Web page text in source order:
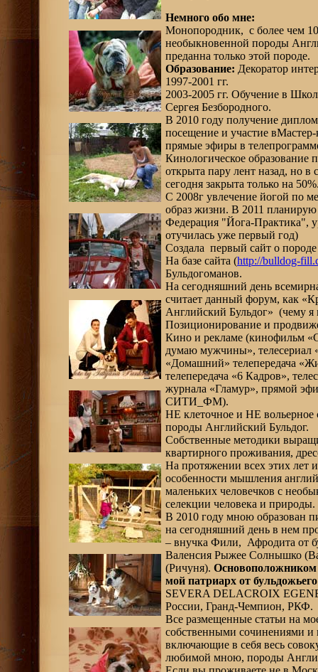
Немного обо мне:
Монопородник, с более чем
необыкновенной породы
преданна только этой породе.
Образование: Декоратор
1997-2001 гг.
2003-2005 гг. Обучение в
Сергея Безбородного.
В 2010 году получение
посещение и участие
прямые эфиры в
Кинологическое образование
открыта пару лент назад, но в
сегодня закрыта только на
С 2008г увлечение йогой по
образ жизни. В 2011
Федерация "Йога-Практика",
отучилась уже первый год)
Создала первый сайт о
На базе сайта (http://bulldog-
Бульдогоманов.
На сегодняшний день
считает данный форум, как
Английский Бульдог» (чему я
Позиционирование и
Кино и рекламе (кинофильм
думаю мужчины»,
«Домашний» телепередача
телепередача «6 Кадров»,
журнала «Гламур», прямой
СИТИ_ФМ).
НЕ клеточное и НЕ
породы Английский Бульдог.
Собственные методики
квартирного проживания,
На протяжении всех этих лет
особенности мышления
маленьких человечков с
селекции человека и природы.
В 2010 году мною образован
на сегодняшний день в нем
– внучка Фили, Афродита от
Валенсия Рыжее Солнышко
(Ричуня). Основоположником
мой патриарх от
SEVERA DELACROIX
России, Гранд-Чемпион, РКФ.
Все размещенные статьи на
собственными сочинениями и
включающие в себя весь
любимой мною, породы